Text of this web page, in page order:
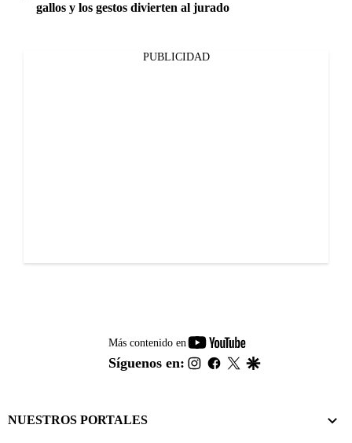
gallos y los gestos divierten al jurado
PUBLICIDAD
Más contenido en
youtube-
footer
Síguenos en: instagram
facebook
twitter
NUESTROS PORTALES